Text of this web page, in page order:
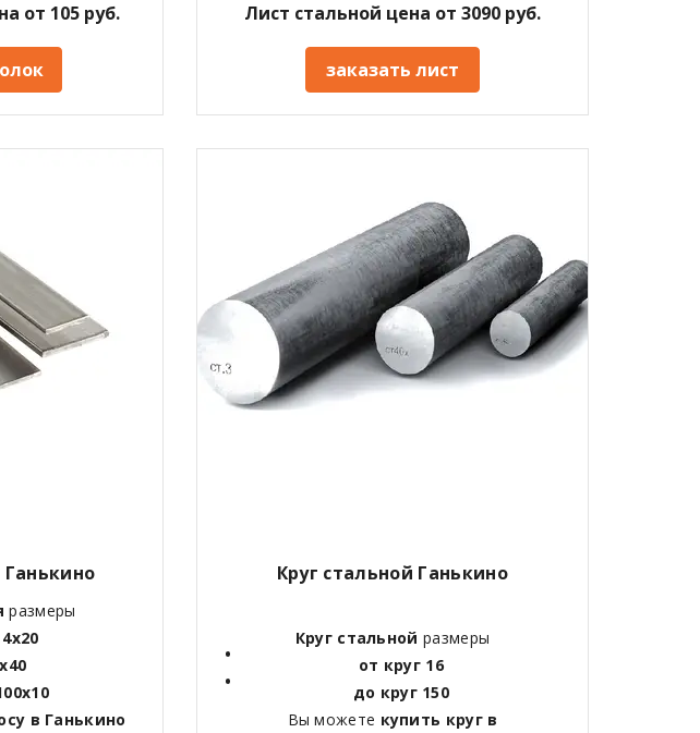
от 105 руб. Лист стальной цена от 3090 руб.
заказать лист
Ганькино
размеры
в Ганькино
Круг стальной Ганькино
Круг стальной размеры
от круг 16
до круг 150
Вы можете купить круг в